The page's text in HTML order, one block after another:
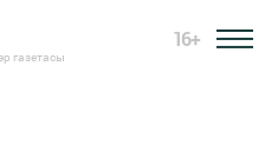
газетасы
16+